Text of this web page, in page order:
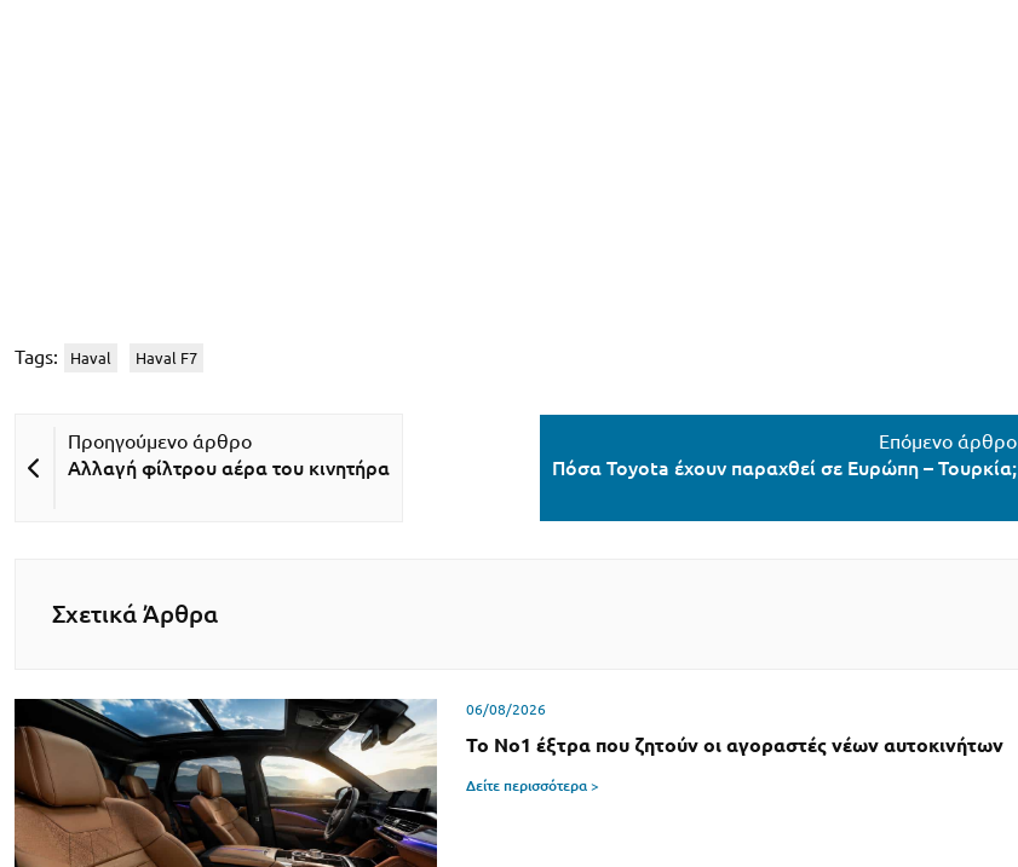
Tags: Haval Haval F7
Αλλαγή φίλτρου αέρα του κινητήρα Πόσα Toyota έχουν παραχθεί σε Ευρώπη – Τουρκία;
Σχετικά Άρθρα
06/08/2026
Το Νο1 έξτρα που ζητούν οι αγοραστές νέων αυτοκινήτων
Δείτε περισσότερα >